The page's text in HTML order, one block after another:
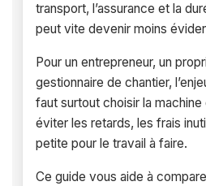
transport, l’assurance et la
peut vite devenir moins
Pour un entrepreneur, un
gestionnaire de chantier,
faut surtout choisir la
éviter les retards, les frais
petite pour le travail à faire.
Ce guide vous aide à